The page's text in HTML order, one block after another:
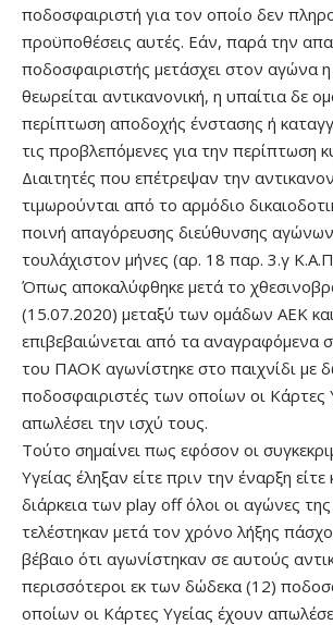
ποδοσφαιριστή για τον οποίο δεν
προϋποθέσεις αυτές. Εάν, παρά την
ποδοσφαιριστής μετάσχει στον αγώνα
θεωρείται αντικανονική, η υπαίτια δε
περίπτωση αποδοχής ένστασης ή
τις προβλεπόμενες για την περίπτωση
Διαιτητές που επέτρεψαν την
τιμωρούνται από το αρμόδιο
ποινή απαγόρευσης διεύθυνσης αγώνων
τουλάχιστον μήνες (αρ. 18 παρ. 3.γ
Όπως αποκαλύφθηκε μετά το
(15.07.2020) μεταξύ των ομάδων ΑΕΚ
επιβεβαιώνεται από τα αναγραφόμενα
του ΠΑΟΚ αγωνίστηκε στο παιχνίδι με
ποδοσφαιριστές των οποίων οι Κάρτες
απωλέσει την ισχύ τους.
Τούτο σημαίνει πως εφόσον οι
Υγείας έληξαν είτε πριν την έναρξη είτε
διάρκεια των play off όλοι οι αγώνες
τελέστηκαν μετά τον χρόνο λήξης
βέβαιο ότι αγωνίστηκαν σε αυτούς
περισσότεροι εκ των δώδεκα (12)
οποίων οι Κάρτες Υγείας έχουν